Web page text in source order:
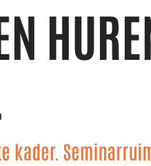
kader.